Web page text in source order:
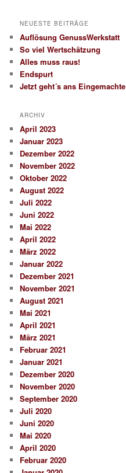
NEUESTE BEITRÄGE
Auflösung GenussWerkstatt
So viel Wertschätzung
Alles muss raus!
Endspurt
Jetzt geht´s ans Eingemachte
ARCHIV
April 2023
Januar 2023
Dezember 2022
November 2022
Oktober 2022
August 2022
Juli 2022
Juni 2022
Mai 2022
April 2022
März 2022
Januar 2022
Dezember 2021
November 2021
August 2021
Mai 2021
April 2021
März 2021
Februar 2021
Januar 2021
Dezember 2020
November 2020
September 2020
Juli 2020
Juni 2020
Mai 2020
April 2020
Februar 2020